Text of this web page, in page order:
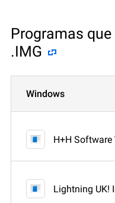
Programas
.IMG
Windows
H+H Software
Lightning UK!